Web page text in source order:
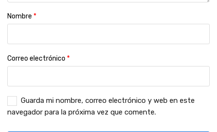
Nombre *
Correo electrónico *
Guarda mi nombre, correo electrónico y web en este
navegador para la próxima vez que comente.